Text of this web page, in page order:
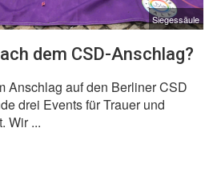
Siegessäule
dem CSD-Anschlag?
Anschlag auf den Berliner CSD
drei Events für Trauer und
Wir ...